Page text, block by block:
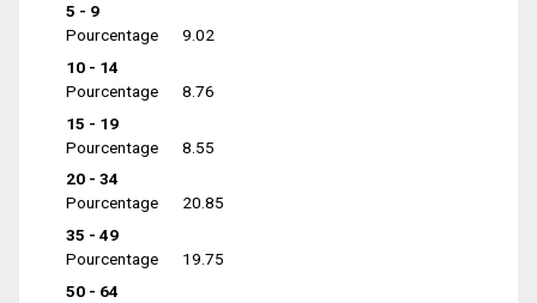
5 - 9
Pourcentage
9.02
10 - 14
Pourcentage
8.76
15 - 19
Pourcentage
8.55
20 - 34
Pourcentage
20.85
35 - 49
Pourcentage
19.75
50 - 64